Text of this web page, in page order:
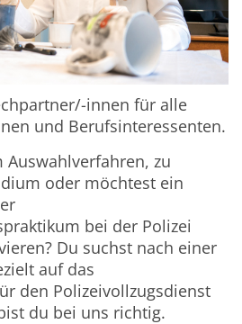
innen für alle
und Berufsinteressenten.
Auswahlverfahren, zu
oder möchtest ein
bei der Polizei
Du suchst nach einer
auf das
den Polizeivollzugsdienst
du bei uns richtig.